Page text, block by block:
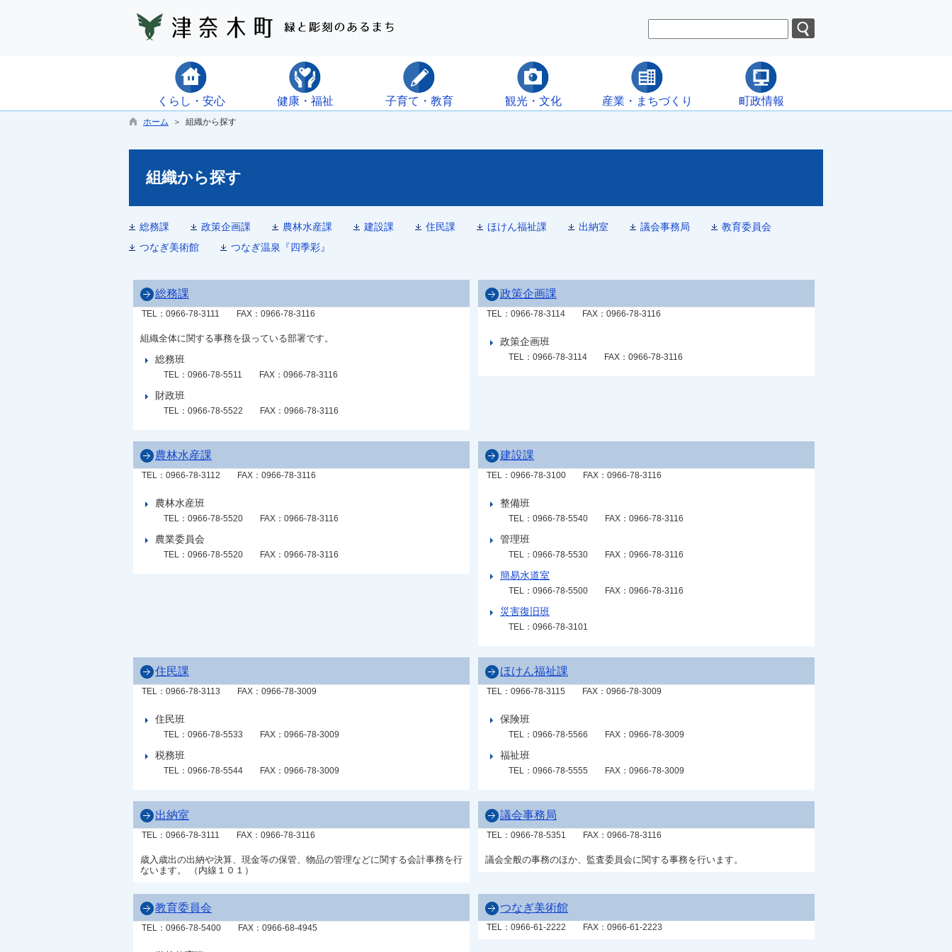
くらし・安心 健康・福祉 子育て・教育 観光・文化 産業・まちづくり 町政情報
ホーム ＞ 組織から探す
組織から探す
総務課 政策企画課 農林水産課 建設課 住民課 ほけん福祉課 出納室 議会事務局
教育委員会
つなぎ美術館
つなぎ温泉『四季彩』
総務課
TEL：0966-78-3111 FAX：0966-78-3116
組織全体に関する事務を扱っている部署です。
総務班
TEL：0966-78-5511 FAX：0966-78-3116
財政班
TEL：0966-78-5522 FAX：0966-78-3116
政策企画課
TEL：0966-78-3114 FAX：0966-78-3116
政策企画班
TEL：0966-78-3114 FAX：0966-78-3116
農林水産課
TEL：0966-78-3112 FAX：0966-78-3116
農林水産班
TEL：0966-78-5520 FAX：0966-78-3116
農業委員会
TEL：0966-78-5520 FAX：0966-78-3116
建設課
TEL：0966-78-3100 FAX：0966-78-3116
整備班
TEL：0966-78-5540 FAX：0966-78-3116
管理班
TEL：0966-78-5530 FAX：0966-78-3116
簡易水道室
TEL：0966-78-5500 FAX：0966-78-3116
災害復旧班
TEL：0966-78-3101
住民課
TEL：0966-78-3113 FAX：0966-78-3009
住民班
TEL：0966-78-5533 FAX：0966-78-3009
税務班
TEL：0966-78-5544 FAX：0966-78-3009
ほけん福祉課
TEL：0966-78-3115 FAX：0966-78-3009
保険班
TEL：0966-78-5566 FAX：0966-78-3009
福祉班
TEL：0966-78-5555 FAX：0966-78-3009
出納室
TEL：0966-78-3111 FAX：0966-78-3116
歳入歳出の出納や決算、現金等の保管、物品の管理などに関する会計事務を行
ないます。 （内線１０１）
議会事務局
TEL：0966-78-5351 FAX：0966-78-3116
議会全般の事務のほか、監査委員会に関する事務を行います。
教育委員会
TEL：0966-78-5400 FAX：0966-68-4945
つなぎ美術館
TEL：0966-61-2222 FAX：0966-61-2223